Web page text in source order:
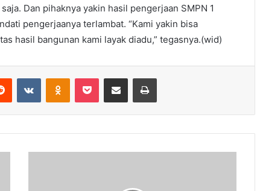
Dan pihaknya yakin hasil pengerjaan SMPN 1
pengerjaanya terlambat. “Kami yakin bisa
hasil bangunan kami layak diadu,” tegasnya.(wid)
Reddit VKontakteOdnoklassniki
Pocket Share via Email Print